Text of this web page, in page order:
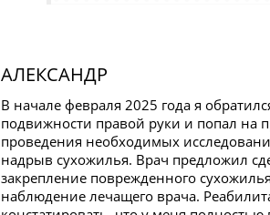
АЛЕКСАНДР
В начале февраля 2025 года я
подвижности правой руки и попал на
проведения необходимых
надрыв сухожилья. Врач предложил
закрепление поврежденного
наблюдение лечащего врача.